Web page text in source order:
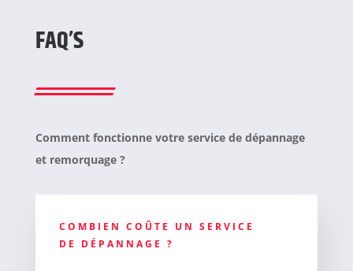
FAQ’S
Comment fonctionne votre service de dépannage
et remorquage ?
COMBIEN COÛTE UN SERVICE
DE DÉPANNAGE ?